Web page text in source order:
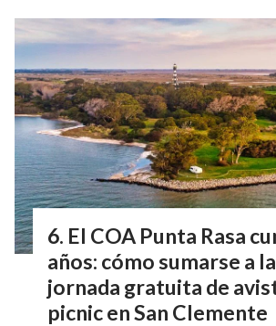
El COA Punta Rasa
años: cómo sumarse a
jornada gratuita de
picnic en San Clemente